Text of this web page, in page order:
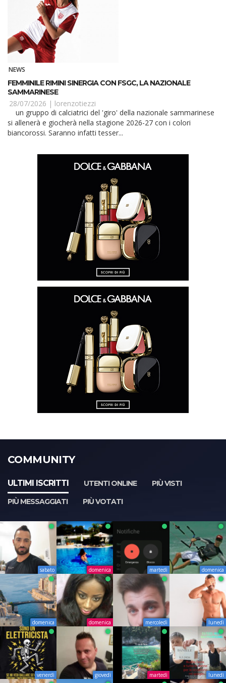
NEWS
FEMMINILE RIMINI SINERGIA CON FSGC, LA NAZIONALE
SAMMARINESE
28/07/2026 | lorenzotiezzi
si allenerà e giocherà nella stagione 2026-27 con i colori
biancorossi. Saranno infatti tesser...
COMMUNITY
ULTIMI ISCRITTI UTENTI ONLINE
PIÙ VISTI
PIÙ MESSAGGIATI
PIÙ VOTATI
sabato domenica martedì domenica
domenica domenica mercoledì lunedì
venerdì giovedì martedì lunedì